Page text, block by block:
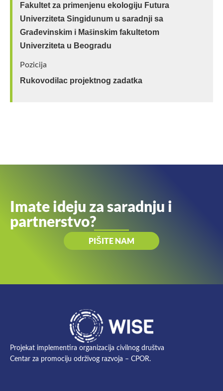
Fakultet za primenjenu ekologiju Futura
Univerziteta Singidunum u saradnji sa
Građevinskim i Mašinskim fakultetom
Univerziteta u Beogradu
Pozicija
Rukovodilac projektnog zadatka
Imate ideju za saradnju i
partnerstvo?
PIŠITE NAM
Projekat implementira organizacija civilnog društva
Centar za promociju održivog razvoja – CPOR.